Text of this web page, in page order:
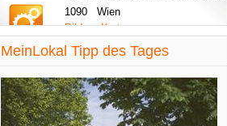
1090 Wien
Bilder - Karte
diese Woche aktualisiert
1090 Wien
Veranstaltungen
diese Woche aktualisiert
MeinLokal Tipp des Tages